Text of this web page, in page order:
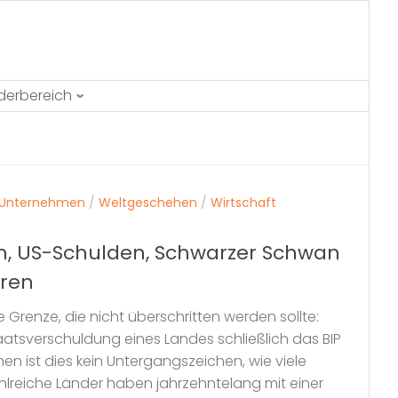
/ Weltgeschehen / Wirtschaft
US-Schulden, Schwarzer Schwan
Grenze, die nicht überschritten werden sollte:
eines Landes schließlich das BIP
ist dies kein Untergangszeichen, wie viele
Länder haben jahrzehntelang mit einer